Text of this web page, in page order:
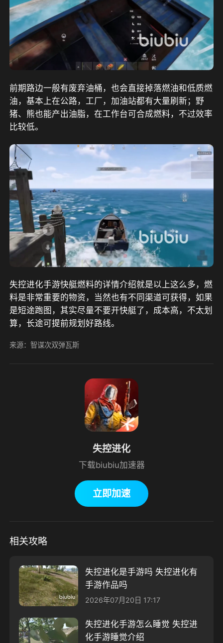
前期路边一般有废弃油桶，也会直接掉落燃油和低质燃
油，基本上在公路，工厂，加油站都有大量刷新；野
猪、熊也能产出油脂，在工作台可合成燃料，不过效率
比较低。
失控进化手游快艇燃料的详情介绍就是以上这么多，燃
料是非常重要的物资，当然也有不同渠道可获得，如果
是短途跑图，其实尽量不要开快艇了，成本高，不太划
算，长途可提前规划好路线。
来源：智谋次双弹瓦斯
失控进化
下载biubiu加速器
立即加速
相关攻略
失控进化是手游吗 失控进化有
手游作品吗
2026年07月20日 17:17
失控进化手游怎么睡觉 失控进
化手游睡觉介绍